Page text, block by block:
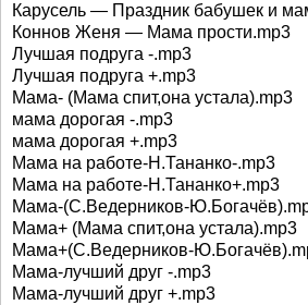
Карусель — Праздник бабушек и
Коннов Женя — Мама прости.mp3
Лучшая подруга -.mp3
Лучшая подруга +.mp3
Мама- (Мама спит,она устала).mp3
мама дорогая -.mp3
мама дорогая +.mp3
Мама на работе-Н.Тананко-.mp3
Мама на работе-Н.Тананко+.mp3
Мама-(С.Ведерников-
Мама+ (Мама спит,она устала).mp3
Мама+(С.Ведерников-
Мама-лучший друг -.mp3
Мама-лучший друг +.mp3